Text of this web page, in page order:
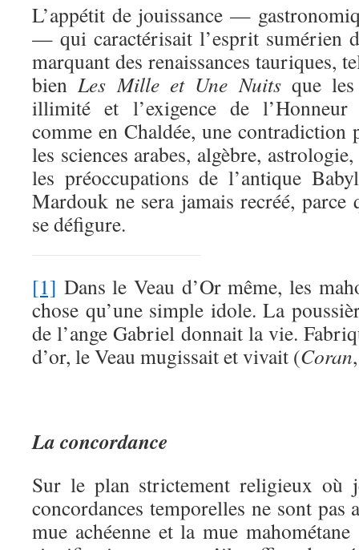
L’appétit de jouissance —
— qui caractérisait l’esprit sumérien
marquant des renaissances tauriques,
bienLes Mille et Une Nuitsque
illimité et l’exigence de l’Honneur
comme en Chaldée, une contradiction
les sciences arabes, algèbre,
les préoccupations de l’antique
Mardouk ne sera jamais recréé, parce
se défigure.
[1] Dans le Veau d’Or même, les
chose qu’une simple idole. La
de l’ange Gabriel donnait la vie.
d’or, le Veau mugissait et vivait (Coran
La concordance
Sur le plan strictement religieux où
concordances temporelles ne sont pas
mue achéenne et la mue